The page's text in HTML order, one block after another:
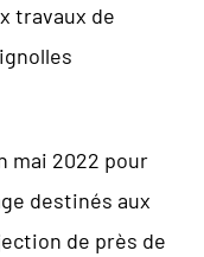
travaux de
mai 2022 pour
destinés aux
de près de